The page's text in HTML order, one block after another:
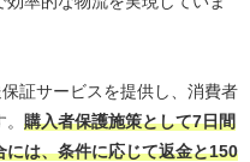
証サービスを提供し、消費者
購入者保護施策として7日間
は、条件に応じて返金と150